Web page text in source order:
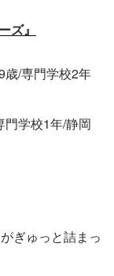
ズ』
歳/専門学校2年
門学校1年/静岡
ぎゅっと詰まっ